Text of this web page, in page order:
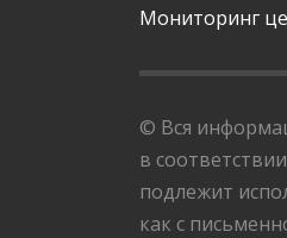
Мониторинг
© Вся
в
подлежит
как с